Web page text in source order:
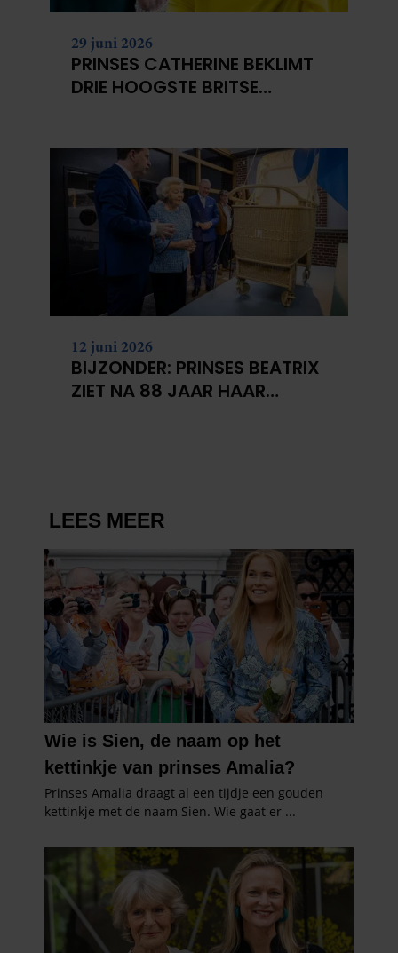
29 juni 2026
PRINSES CATHERINE BEKLIMT
DRIE HOOGSTE BRITSE
12 juni 2026
BIJZONDER: PRINSES BEATRIX
ZIET NA 88 JAAR HAAR